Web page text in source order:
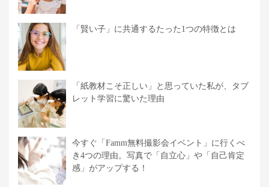
「賢い子」に共通するたった1つの特徴とは
「紙教材こそ正しい」と思っていた私が、タブ
レット学習に驚いた理由
今すぐ「Famm無料撮影会イベント」に行くべ
き4つの理由。写真で「自立心」や「自己肯定
感」がアップする！